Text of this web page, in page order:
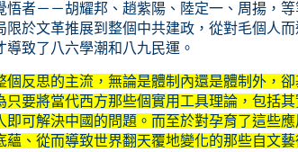
悟者－－胡耀邦、趙紫陽、陸定一、周揚，
限於文革推展到整個中共建政，從對毛個人
導致了八六學潮和八九民運。
個反思的主流，無論是體制內還是體制外，卻
只要將當代西方那些個實用工具理論，包括
即可解決中國的問題。而至於對孕育了這些
蘊、從而導致世界翻天覆地變化的那些自文